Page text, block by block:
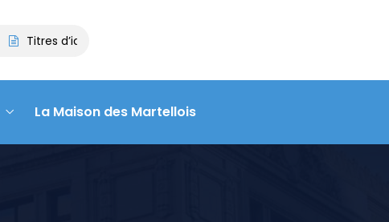
Titres d’identité et de voyage à la Maison des Martellois : contactez
La Maison des Martellois